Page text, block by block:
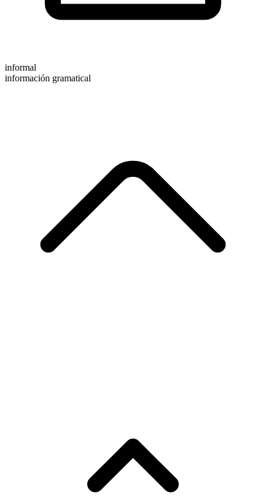
informal
información gramatical